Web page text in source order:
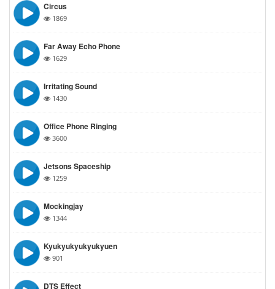
Circus
1869
Far Away Echo Phone
1629
Irritating Sound
1430
Office Phone Ringing
3600
Jetsons Spaceship
1259
Mockingjay
1344
Kyukyukyukyukyuen
901
DTS Effect